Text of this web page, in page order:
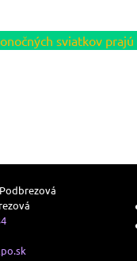
sviatkov